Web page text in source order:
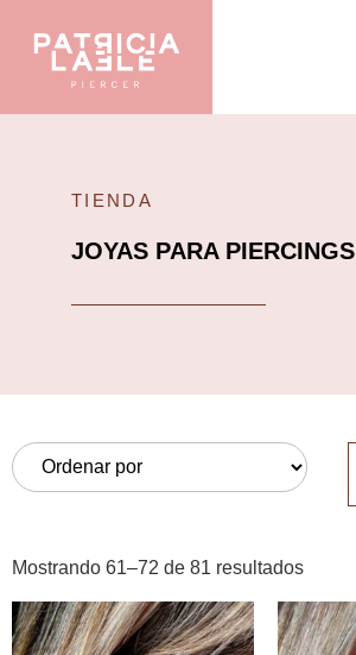
TIENDA
JOYAS PARA PIERCINGS
Mostrando 61–72 de 81 resultados